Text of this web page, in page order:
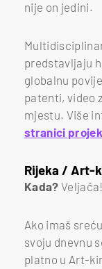
nije on jedini.
predstavljaju
globalnu
patenti, video
mjestu. Više
stranici
Rijeka / Art-
Kada? Veljača!
Ako imaš
svoju dnevnu
platno u Art-